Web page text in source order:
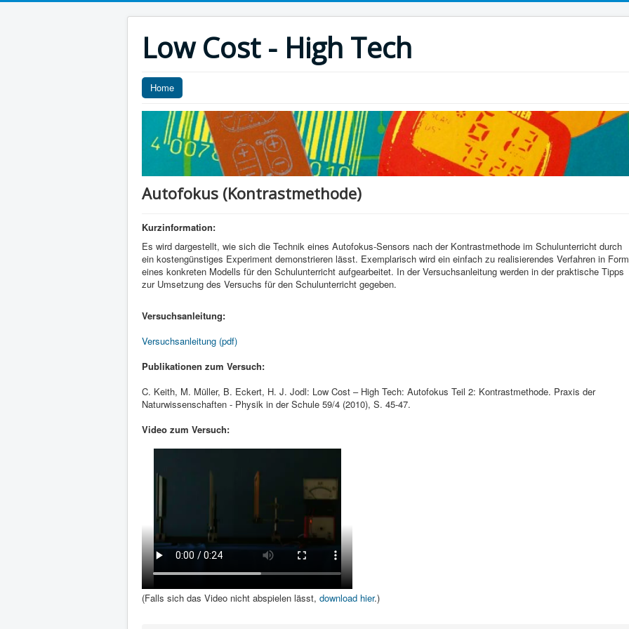
Low Cost - High Tech
Home
Autofokus (Kontrastmethode)
Kurzinformation:
Es wird dargestellt, wie sich die Technik eines Autofokus-Sensors nach der Kontrastmethode im Schulunterricht durch
ein kostengünstiges Experiment demonstrieren lässt. Exemplarisch wird ein einfach zu realisierendes Verfahren in Form
eines konkreten Modells für den Schulunterricht aufgearbeitet. In der Versuchsanleitung werden in der praktische Tipps
zur Umsetzung des Versuchs für den Schulunterricht gegeben.
Versuchsanleitung:
Versuchsanleitung (pdf)
Publikationen zum Versuch:
C. Keith, M. Müller, B. Eckert, H. J. Jodl: Low Cost – High Tech: Autofokus Teil 2: Kontrastmethode. Praxis der
Naturwissenschaften - Physik in der Schule 59/4 (2010), S. 45-47.
Video zum Versuch:
(Falls sich das Video nicht abspielen lässt, download hier.)